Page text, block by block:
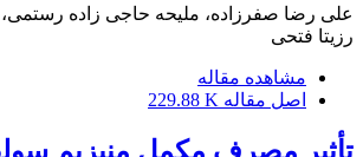
علی رضا صفرزاده، ملیحه حاجی زاده رستمی،
رزیتا فتحی
مشاهده مقاله
اصل مقاله 229.88 K